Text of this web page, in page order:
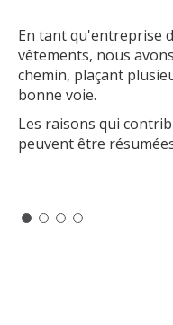
En tant qu'entreprise
vêtements, nous
chemin, plaçant
bonne voie.
Les raisons qui
peuvent être